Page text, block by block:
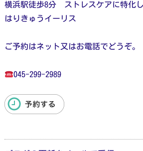
横浜駅徒歩8分 ストレスケアに特化
はりきゅうイーリス
ご予約はネット又はお電話でどうぞ。
045-299-2989